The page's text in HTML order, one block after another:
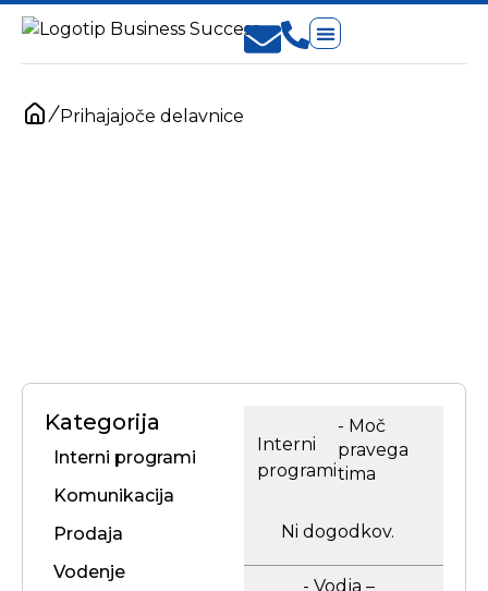
/Prihajajoče delavnice
Kategorija
Interni programi
Komunikacija
Prodaja
Vodenje
Interni
programi
- Moč
pravega
tima
Ni dogodkov.
- Vodja –